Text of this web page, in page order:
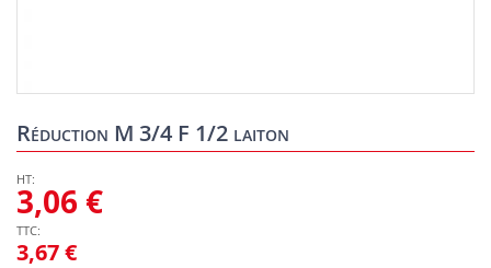
Réduction M 3/4 F 1/2 laiton
3,67 €
3,06 €
to
the
of
the
images
gallery